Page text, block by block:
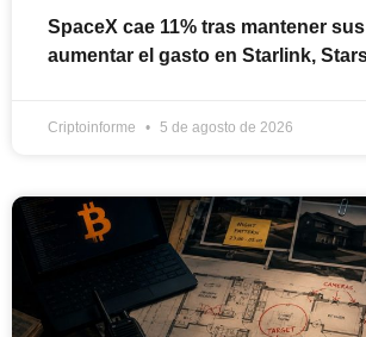
SpaceX cae 11% tras mantener
aumentar el gasto en Starlink,
Criptoinforme 5 de agosto de 2026